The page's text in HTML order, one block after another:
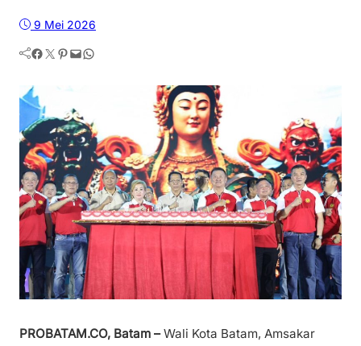
9 Mei 2026
Facebook Twitter Pinterest Mail WhatsApp
PROBATAM.CO, Batam –Wali Kota Batam, Amsakar